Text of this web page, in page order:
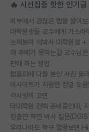
🔥 시선집중 핫한 인기글
외부에서 괜찮은 랩을 알아
소재분야 석박사 대학원생 +
편애 하는 방법
랩홈피에 다들 본인 사진 올
이사이트가 처음엔 정말 도움
석사생의 고민
정출연 학연 박사 질문